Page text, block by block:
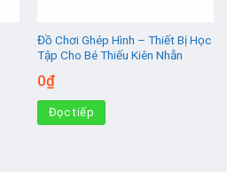
Đồ Chơi Ghép Hình – Thiết Bị Học
Tập Cho Bé Thiếu Kiên Nhẫn
0₫
Đọc tiếp